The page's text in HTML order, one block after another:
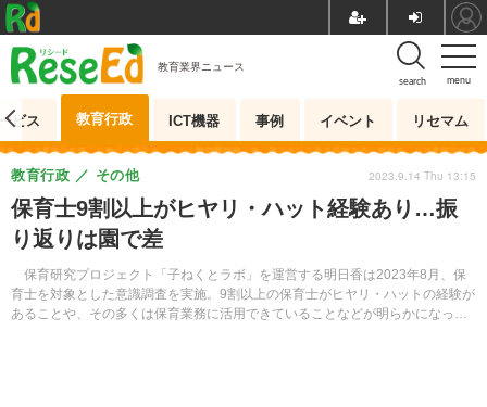
menu
search
教育業界ニュース
ビス 教育行政 ICT機器 事例 イベント リセマム
保育士9割以上がヒヤリ・ハット経験あり…振
り返りは園で差
保育研究プロジェクト「子ねくとラボ」を運営する明日香は2023年8月、保
育士を対象とした意識調査を実施。9割以上の保育士がヒヤリ・ハットの経験が
あることや、その多くは保育業務に活用できていることなどが明らかになっ
教育行政 その他 2023.9.14 Thu 13:15